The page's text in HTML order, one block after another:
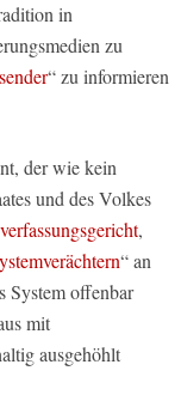
in
zu
“ zu informieren
der wie kein
und des Volkes
,
“ an
System offenbar
mit
ausgehöhlt